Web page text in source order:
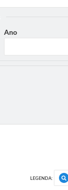
Ano
LEGENDA: